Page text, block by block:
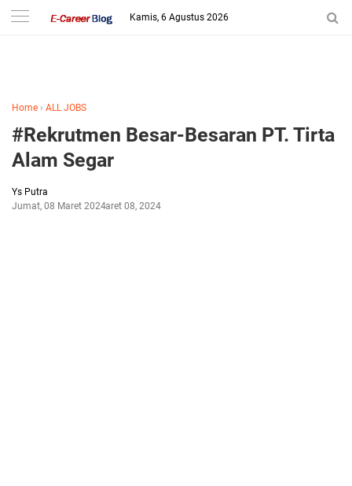
-->
Kamis, 6 Agustus 2026
Home › ALL JOBS
#Rekrutmen Besar-Besaran PT. Tirta
Alam Segar
Ys Putra
Jumat, 08 Maret 2024Maret 08, 2024